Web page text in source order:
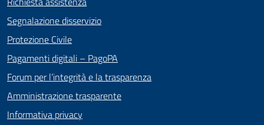
Segnalazione disservizio
Protezione Civile
Pagamenti digitali – PagoPA
Forum per l’integrità e la trasparenza
Amministrazione trasparente
Informativa privacy